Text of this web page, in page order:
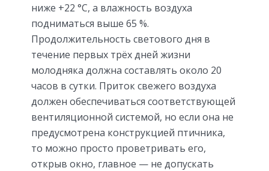
ниже +22 °С, а влажность воздуха
подниматься выше 65 %.
Продолжительность светового дня в
течение первых трёх дней жизни
молодняка должна составлять около 20
часов в сутки. Приток свежего воздуха
должен обеспечиваться соответствующей
вентиляционной системой, но если она не
предусмотрена конструкцией птичника,
то можно просто проветривать его,
открыв окно, главное — не допускать